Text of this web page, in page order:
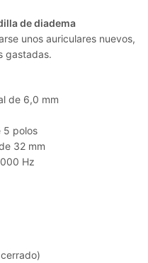
de diadema
unos auriculares nuevos,
gastadas.
de 6,0 mm
5 polos
32 mm
Hz